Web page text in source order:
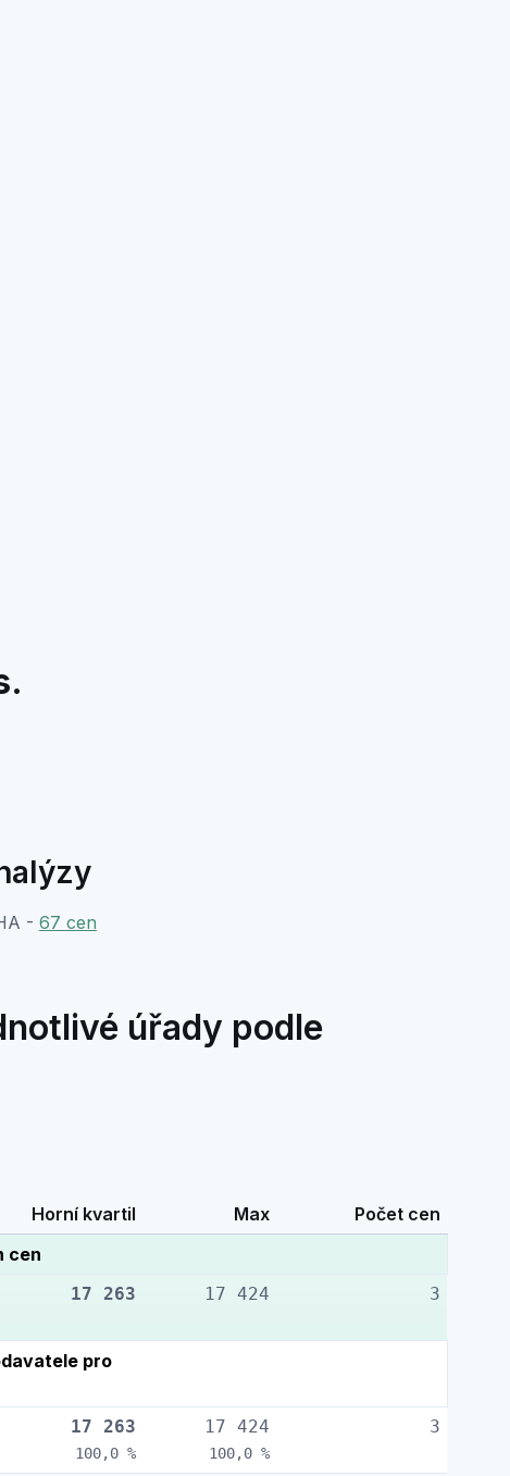
in the chart can have up to 5 values: minimum, lower
- 67 cen
úřady podle
Horní kvartil Max
Počet cen
cen
17 263 17 424 3
pro
17 263
100,0 %
17 424
100,0 %
3